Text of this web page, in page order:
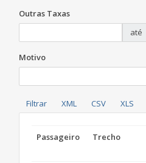
Outras Taxas
até
Motivo
Passageiro Trecho